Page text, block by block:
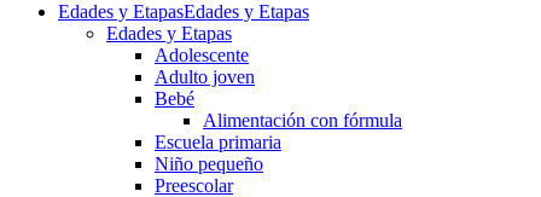
Edades y EtapasEdades y Etapas
Edades y Etapas
Adolescente
Adulto joven
Bebé
Alimentación con fórmula
Escuela primaria
Niño pequeño
Preescolar